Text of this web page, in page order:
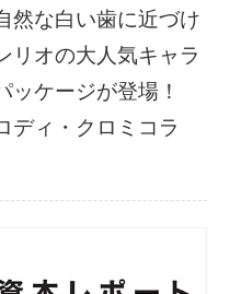
然な白い歯に近づけ
リオの大人気キャラ
ッケージが登場！
ディ・クロミコラ